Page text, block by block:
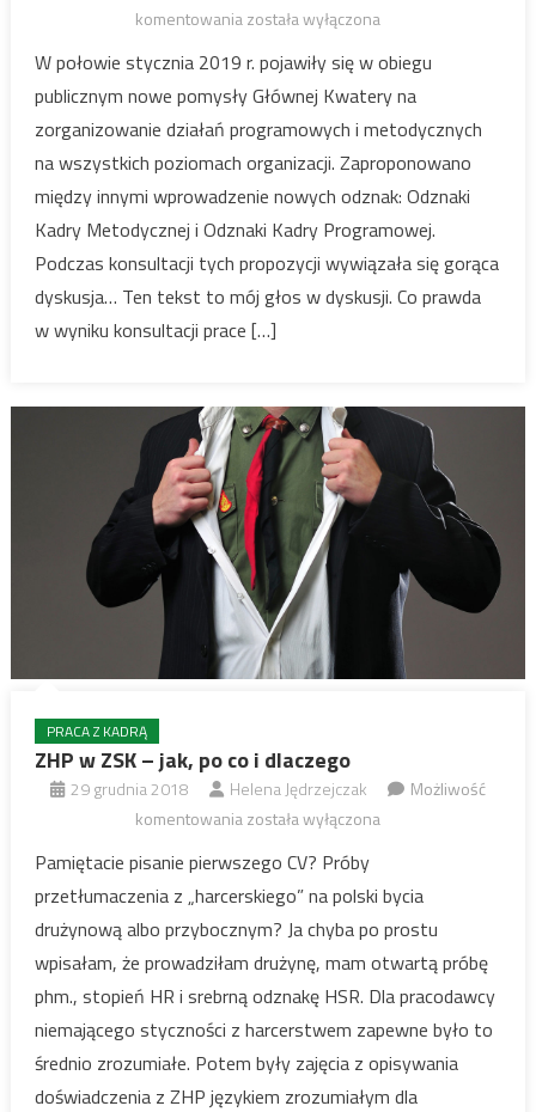
komentowaniaMetodycy
została wyłączona
W połowie stycznia 2019 r. pojawiły się w obiegu
publicznym nowe pomysły Głównej Kwatery na
zorganizowanie działań programowych i metodycznych
na wszystkich poziomach organizacji. Zaproponowano
między innymi wprowadzenie nowych odznak: Odznaki
Kadry Metodycznej i Odznaki Kadry Programowej.
Podczas konsultacji tych propozycji wywiązała się gorąca
dyskusja… Ten tekst to mój głos w dyskusji. Co prawda
w wyniku konsultacji prace […]
PRACA Z KADRĄ
ZHP w ZSK – jak, po co i dlaczego
29 grudnia 2018 Helena Jędrzejczak
Możliwość
komentowaniaZHP
ZSK
–
jak,
po
co
i
dlaczego
została wyłączona
Pamiętacie pisanie pierwszego CV? Próby
przetłumaczenia z „harcerskiego” na polski bycia
drużynową albo przybocznym? Ja chyba po prostu
wpisałam, że prowadziłam drużynę, mam otwartą próbę
phm., stopień HR i srebrną odznakę HSR. Dla pracodawcy
niemającego styczności z harcerstwem zapewne było to
średnio zrozumiałe. Potem były zajęcia z opisywania
doświadczenia z ZHP językiem zrozumiałym dla